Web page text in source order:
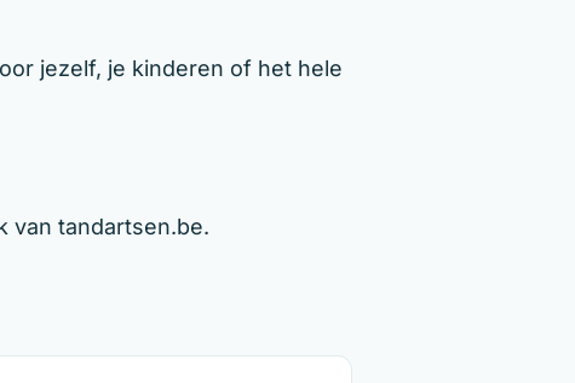
jezelf, je kinderen of het hele
van tandartsen.be.